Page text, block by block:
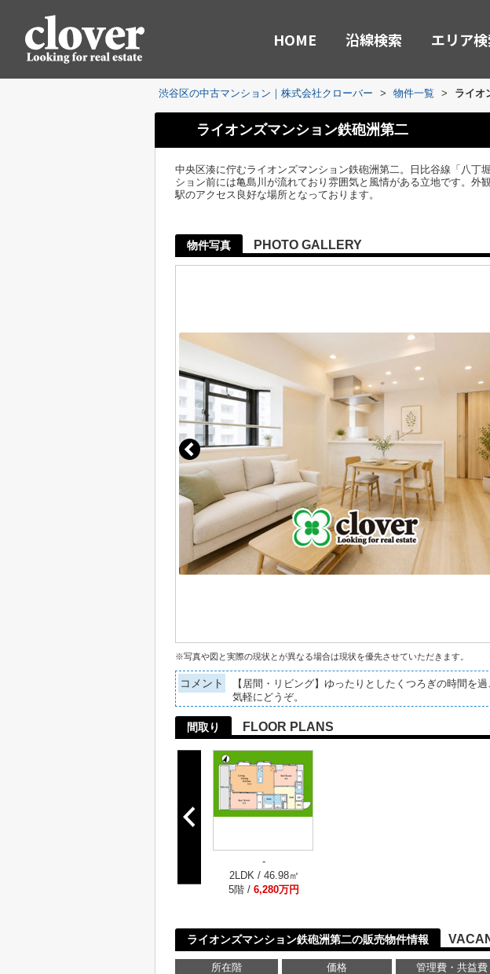
HOME 沿線検索 エリア
渋谷区の中古マンション｜株式会社クローバー > 物件一覧 > ライオ
ライオンズマンション鉄砲洲第二
中央区湊に佇むライオンズマンション鉄砲洲第二。日比谷線「八
ション前には亀島川が流れており雰囲気と風情がある立地です。
駅のアクセス良好な場所となっております。
物件写真 PHOTO GALLERY
※写真や図と実際の現状とが異なる場合は現状を優先させていただきます。
コメント
【居間・リビング】ゆったりとしたくつろぎの時間
気軽にどうぞ。
間取り FLOOR PLANS
-
2LDK / 46.98㎡
5階 / 6,280万円
ライオンズマンション鉄砲洲第二の販売物件情報
所在階 価格 管理費・共益費